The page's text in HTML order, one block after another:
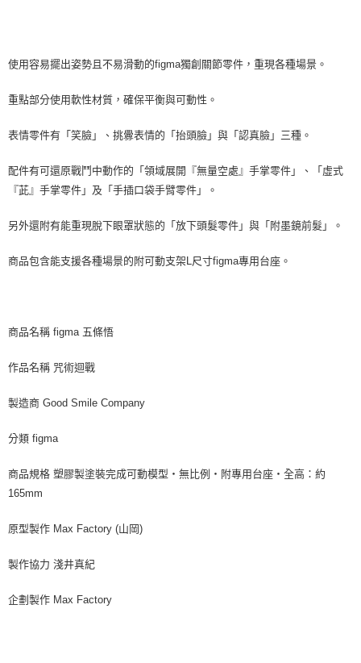
使用容易擺出姿勢且不易滑動的figma獨創關節零件，重現各種場景。
重點部分使用軟性材質，確保平衡與可動性。
表情零件有「笑臉」、挑釁表情的「抬頭臉」與「認真臉」三種。
配件有可還原戰鬥中動作的「領域展開『無量空處』手掌零件」、「虛式
『茈』手掌零件」及「手插口袋手臂零件」。
另外還附有能重現脫下眼罩狀態的「放下頭髮零件」與「附墨鏡前髮」。
商品包含能支援各種場景的附可動支架L尺寸figma專用台座。
商品名稱 figma 五條悟
作品名稱 咒術迴戰
製造商 Good Smile Company
分類 figma
商品規格 塑膠製塗裝完成可動模型・無比例・附專用台座・全高：約
165mm
原型製作 Max Factory (山岡)
製作協力 淺井真紀
企劃製作 Max Factory